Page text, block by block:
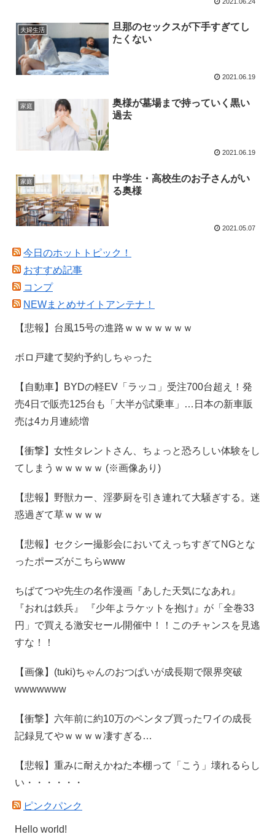
夫婦生活
旦那のセックスが下手すぎてし
たくない
2021.06.19
家庭
奥様が墓場まで持っていく黒い
過去
2021.06.19
家庭
中学生・高校生のお子さんがい
る奥様
2021.05.07
今日のホットトピック！
おすすめ記事
コンプ
NEWまとめサイトアンテナ！
【悲報】台風15号の進路ｗｗｗｗｗｗｗ
ボロ戸建て契約予約しちゃった
【自動車】BYDの軽EV「ラッコ」受注700台超え！発
売4日で販売125台も「大半が試乗車」…日本の新車販
売は4カ月連続増
【衝撃】女性タレントさん、ちょっと恐ろしい体験をし
てしまうｗｗｗｗｗ (※画像あり)
【悲報】野獣カー、淫夢厨を引き連れて大騒ぎする。迷
惑過ぎて草ｗｗｗｗ
【悲報】セクシー撮影会においてえっちすぎてNGとな
ったポーズがこちらwww
ちばてつや先生の名作漫画『あした天気になあれ』
『おれは鉄兵』 『少年よラケットを抱け』が「全巻33
円」で買える激安セール開催中！！このチャンスを見逃
すな！！
【画像】(tuki)ちゃんのおつぱいが成長期で限界突破
wwwwwww
【衝撃】六年前に約10万のペンタブ買ったワイの成長
記録見てやｗｗｗｗ凄すぎる…
【悲報】重みに耐えかねた本棚って「こう」壊れるらし
い・・・・・・
ピンクパンク
Hello world!